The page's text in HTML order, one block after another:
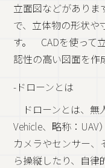
立面図などがありま
で、立体物の形状や
す。 CADを使って
認性の高い図面を作
-ドローンとは
ドローンとは、無
Vehicle、略称：
カメラやセンサー、
ら操縦したり、自